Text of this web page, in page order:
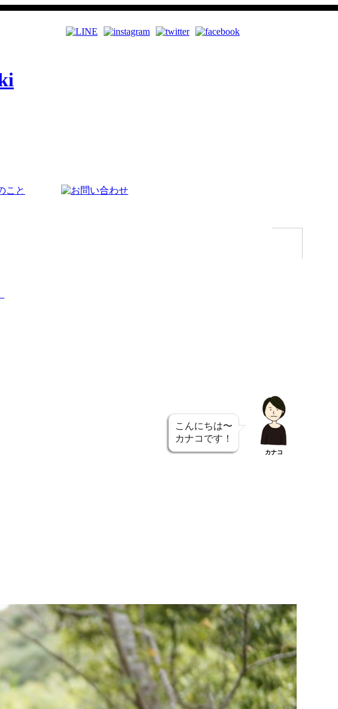
こんにちは〜
カナコです！
カナコ